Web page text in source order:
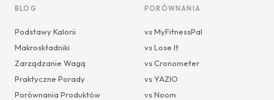
BLOG
Podstawy Kalorii
Makroskładniki
Zarządzanie Wagą
Praktyczne Porady
Porównania Produktów
PORÓWNANIA
vs MyFitnessPal
vs Lose It
vs Cronometer
vs YAZIO
vs Noom